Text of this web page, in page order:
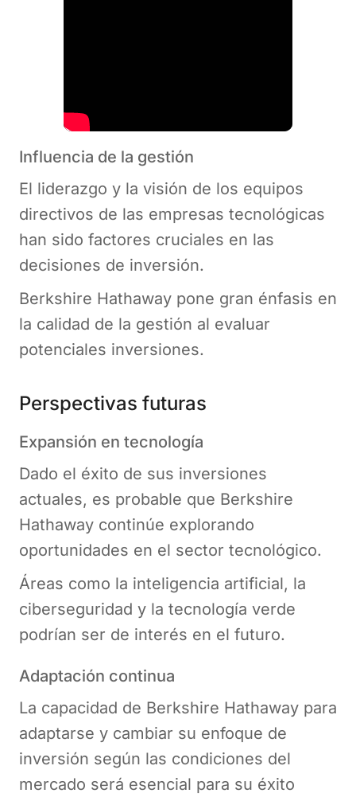
Influencia de la gestión
El liderazgo y la visión de los equipos
directivos de las empresas tecnológicas
han sido factores cruciales en las
decisiones de inversión.
Berkshire Hathaway pone gran énfasis en
la calidad de la gestión al evaluar
potenciales inversiones.
Perspectivas futuras
Expansión en tecnología
Dado el éxito de sus inversiones
actuales, es probable que Berkshire
Hathaway continúe explorando
oportunidades en el sector tecnológico.
Áreas como la inteligencia artificial, la
ciberseguridad y la tecnología verde
podrían ser de interés en el futuro.
Adaptación continua
La capacidad de Berkshire Hathaway para
adaptarse y cambiar su enfoque de
inversión según las condiciones del
mercado será esencial para su éxito